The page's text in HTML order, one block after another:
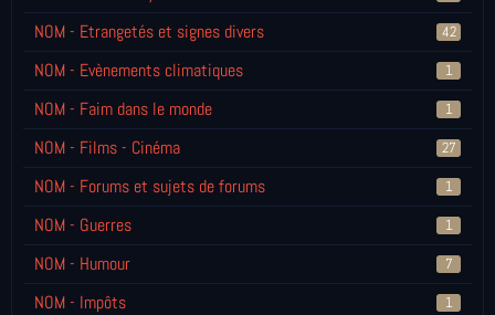
NOM - Etrangetés et signes divers 42
NOM - Evènements climatiques 1
NOM - Faim dans le monde 1
NOM - Films - Cinéma 27
NOM - Forums et sujets de forums 1
NOM - Guerres 1
NOM - Humour 7
NOM - Impôts 1